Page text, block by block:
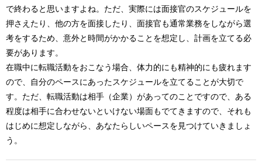
で終わると思いますよね。ただ、実際には面接官のスケジュールを
押さえたり、他の方を面接したり、面接官も通常業務をしながら選
考をするため、意外と時間がかかることを想定し、計画を立てる必
要があります。
在職中に転職活動をおこなう場合、体力的にも精神的にも疲れます
ので、自分のペースにあったスケジュールを立てることが大切で
す。ただ、転職活動は相手（企業）があってのことですので、ある
程度は相手に合わせないといけない場面もでてきますので、それも
はじめに想定しながら、あなたらしいペースを見つけていきましょ
う。